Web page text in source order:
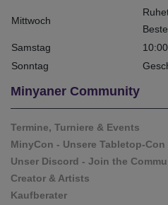
Mittwoch
Samstag
Sonntag
Minyaner Community
Termine, Turniere & Events
MinyCon - Unsere Tabletop-Con
Unser Discord - Join the
Creator & Artists
Kaufberater